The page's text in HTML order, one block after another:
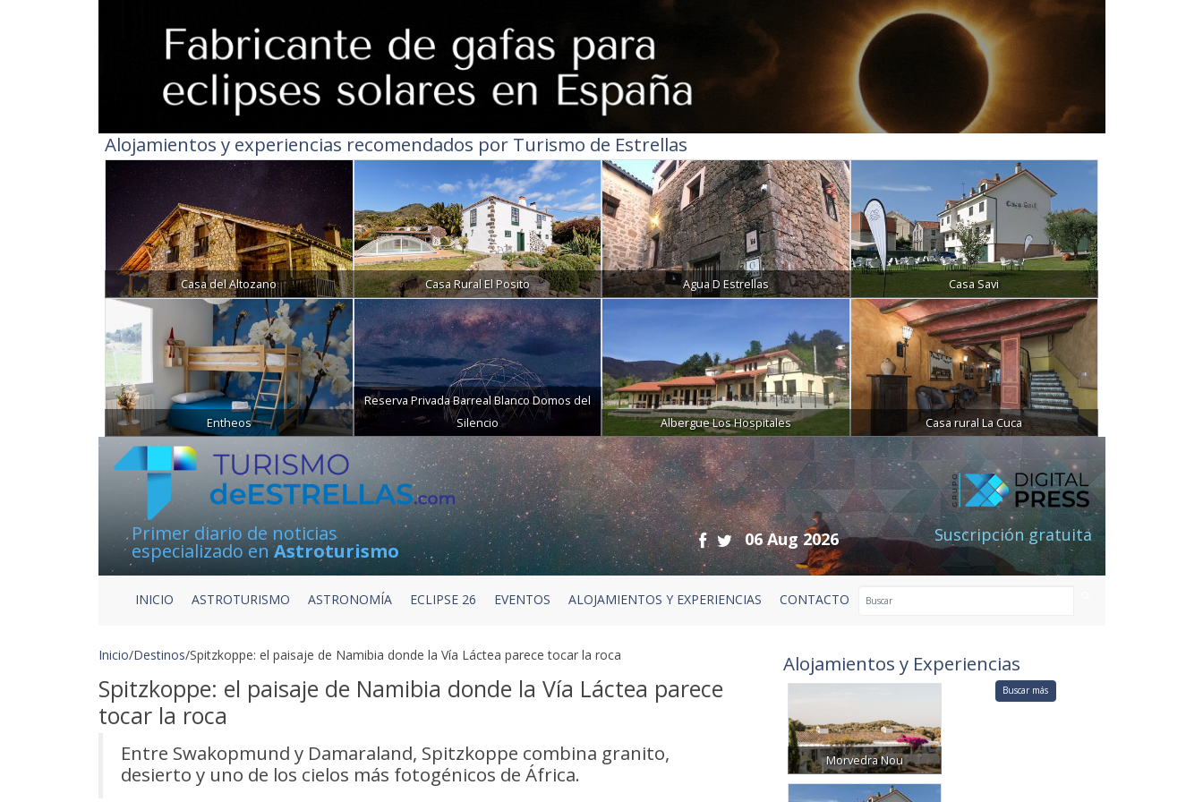
Alojamientos y experiencias recomendados por Turismo de Estrellas
Casa del Altozano Casa Rural El Posito Agua D Estrellas Casa Savi
Entheos
Reserva Privada Barreal Blanco Domos del
Silencio
Albergue Los Hospitales Casa rural La Cuca
Primer diario de noticias
especializado enAstroturismo
06 Aug 2026 Suscripción gratuita
INICIO ASTROTURISMO ASTRONOMÍA ECLIPSE 26 EVENTOS ALOJAMIENTOS Y EXPERIENCIAS CONTACTO
Inicio/Destinos/Spitzkoppe: el paisaje de Namibia donde la Vía Láctea parece tocar la roca
Spitzkoppe: el paisaje de Namibia donde la Vía Láctea parece
tocar la roca
Entre Swakopmund y Damaraland, Spitzkoppe combina granito,
desierto y uno de los cielos más fotogénicos de África.
Alojamientos y Experiencias
Morvedra Nou
Buscar más